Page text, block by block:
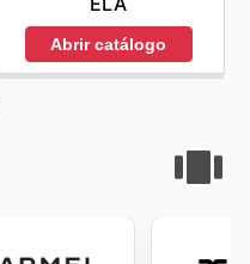
Abrir catálogo